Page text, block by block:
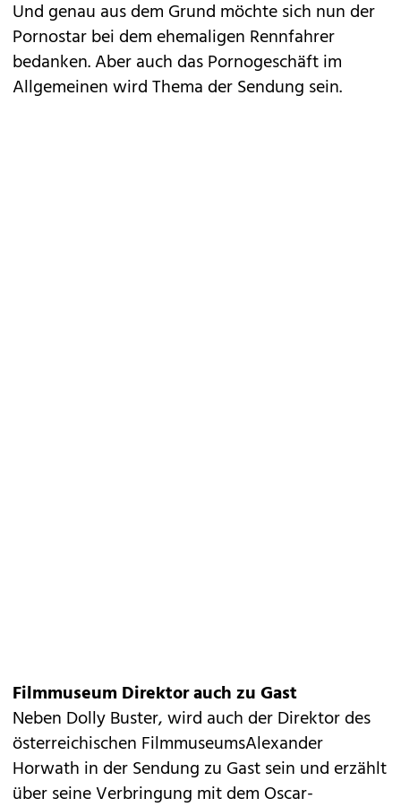
Und genau aus dem Grund möchte sich nun der
Pornostar bei dem ehemaligen Rennfahrer
bedanken. Aber auch das Pornogeschäft im
Allgemeinen wird Thema der Sendung sein.
Filmmuseum Direktor auch zu Gast
Neben Dolly Buster, wird auch der Direktor des
österreichischen FilmmuseumsAlexander
Horwath in der Sendung zu Gast sein und erzählt
über seine Verbringung mit dem Oscar-